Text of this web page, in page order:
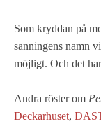
Som kryddan på
sanningens namn
möjligt. Och det
Andra röster om
Deckarhuset,